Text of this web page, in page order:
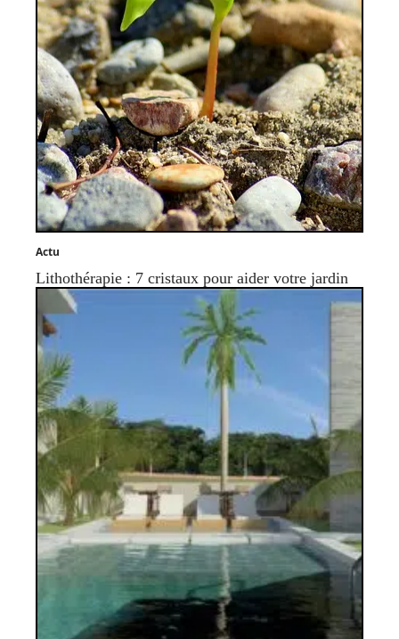
Actu
Lithothérapie : 7 cristaux pour aider votre jardin